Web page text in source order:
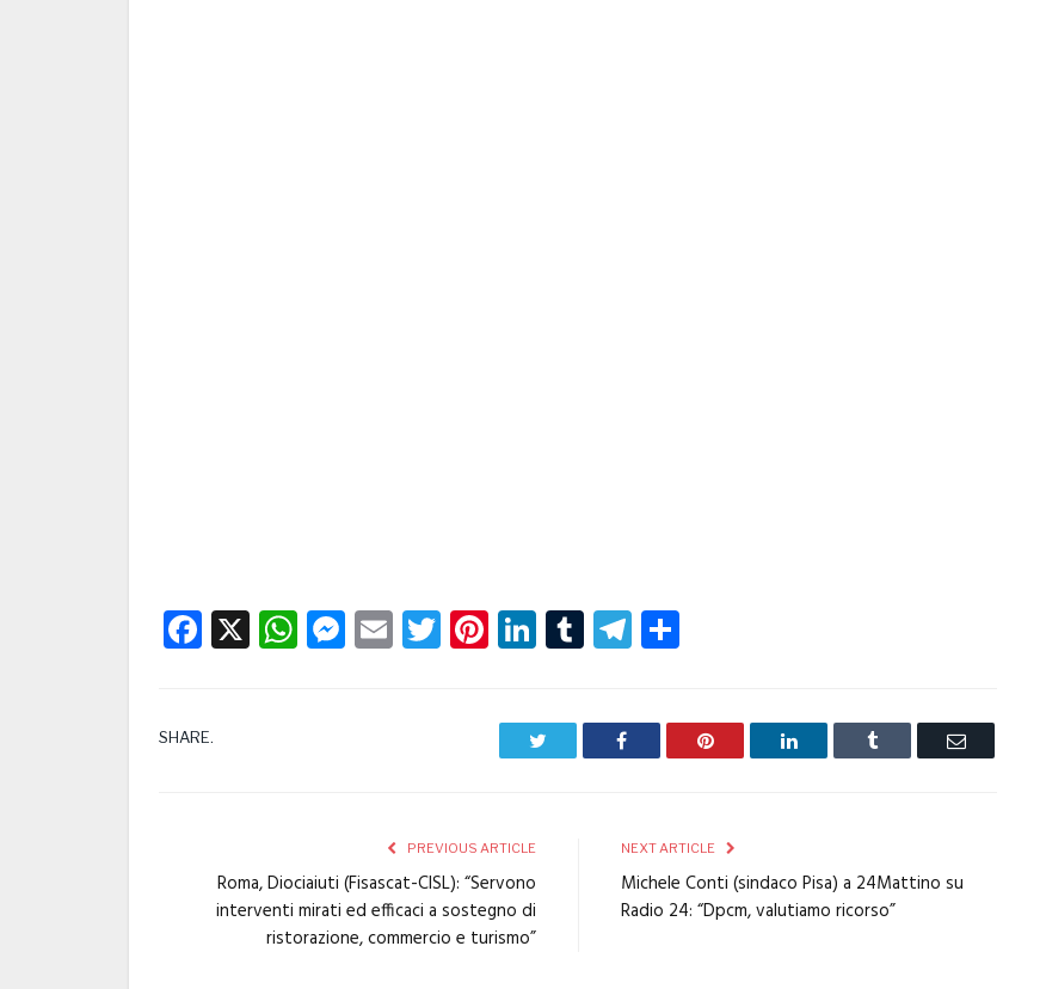
Facebook
X WhatsApp
Messenger
EmailTwitter
Pinterest
LinkedIn
TumblrTelegram
SHARE. Facebook Pinterest LinkedIn Tumblr Email
PREVIOUS ARTICLE
Roma, Diociaiuti (Fisascat-CISL): “Servono
interventi mirati ed efficaci a sostegno di
ristorazione, commercio e turismo”
NEXT ARTICLE
Michele Conti (sindaco Pisa) a 24Mattino su
Radio 24: “Dpcm, valutiamo ricorso”